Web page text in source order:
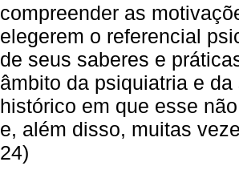
compreender as
elegerem o referencial
de seus saberes e
âmbito da psiquiatria e
histórico em que esse
e, além disso, muitas
24)